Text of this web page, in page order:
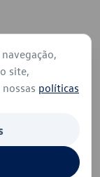
site,
políticas